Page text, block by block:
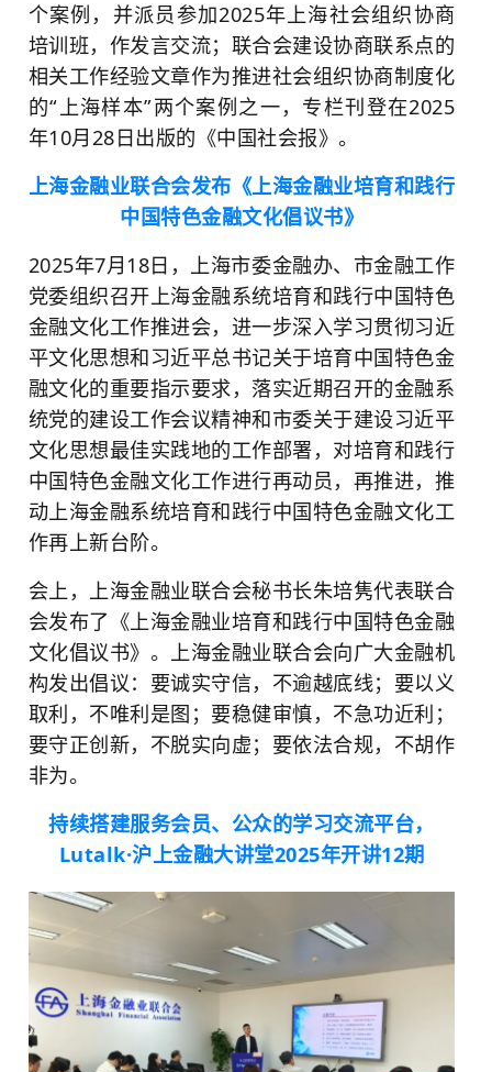
个案例，并派员参加2025年上海社会组织协商
培训班，作发言交流；联合会建设协商联系点的
相关工作经验文章作为推进社会组织协商制度化
的“上海样本”两个案例之一，专栏刊登在2025
年10月28日出版的《中国社会报》。
上海金融业联合会发布《上海金融业培育和践行
中国特色金融文化倡议书》
2025年7月18日，上海市委金融办、市金融工作
党委组织召开上海金融系统培育和践行中国特色
金融文化工作推进会，进一步深入学习贯彻习近
平文化思想和习近平总书记关于培育中国特色金
融文化的重要指示要求，落实近期召开的金融系
统党的建设工作会议精神和市委关于建设习近平
文化思想最佳实践地的工作部署，对培育和践行
中国特色金融文化工作进行再动员，再推进，推
动上海金融系统培育和践行中国特色金融文化工
作再上新台阶。
会上，上海金融业联合会秘书长朱培隽代表联合
会发布了《上海金融业培育和践行中国特色金融
文化倡议书》。上海金融业联合会向广大金融机
构发出倡议：要诚实守信，不逾越底线；要以义
取利，不唯利是图；要稳健审慎，不急功近利；
要守正创新，不脱实向虚；要依法合规，不胡作
非为。
持续搭建服务会员、公众的学习交流平台，
Lutalk·沪上金融大讲堂2025年开讲12期